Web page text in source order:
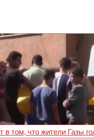
в том, что жители Газы